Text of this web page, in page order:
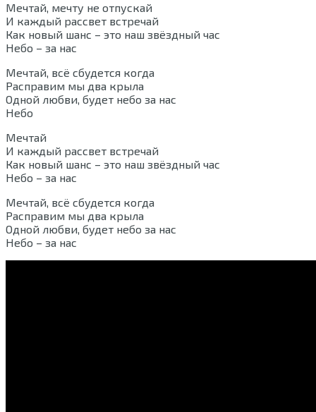
Мечтай, мечту не отпускай
И каждый рассвет встречай
Как новый шанс – это наш звёздный час
Небо – за нас
Мечтай, всё сбудется когда
Расправим мы два крыла
Одной любви, будет небо за нас
Небо
Мечтай
И каждый рассвет встречай
Как новый шанс – это наш звёздный час
Небо – за нас
Мечтай, всё сбудется когда
Расправим мы два крыла
Одной любви, будет небо за нас
Небо – за нас